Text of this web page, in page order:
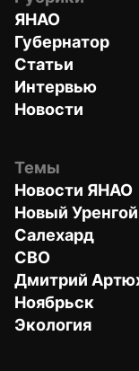
ЯНАО
Губернатор
Статьи
Интервью
Новости
Темы
Новости ЯНАО
Новый Уренгой
Салехард
СВО
Дмитрий
Ноябрьск
Экология